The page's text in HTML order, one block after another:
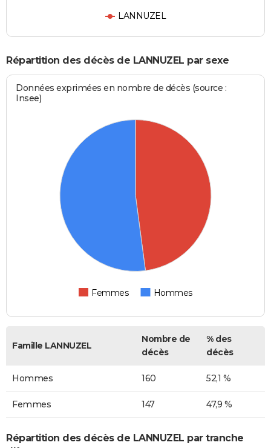
LANNUZEL
Répartition des décès de LANNUZEL par sexe
Données exprimées en nombre de décès (source :
Insee)
Femmes Hommes
Famille LANNUZEL
Nombre de
décès
% des
décès
Hommes 160 52,1 %
Femmes 147 47,9 %
Répartition des décès de LANNUZEL par tranche